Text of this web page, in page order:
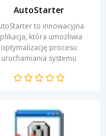
AutoStarter
to innowacyjna
która umożliwia
optymalizację procesu
uruchamiania systemu
użytkownicy mogą...